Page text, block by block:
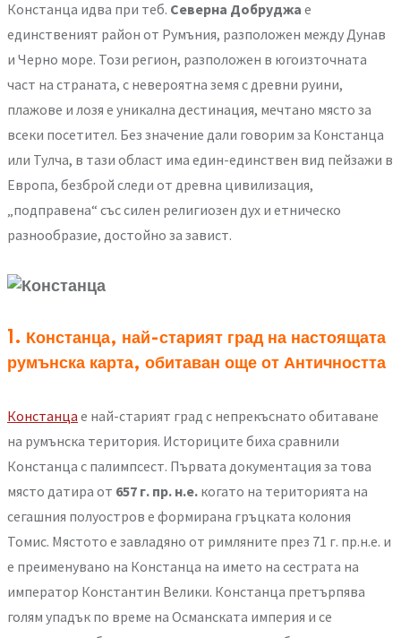
Констанца идва при теб. Северна Добруджа е
единственият район от Румъния, разположен между Дунав
и Черно море. Този регион, разположен в югоизточната
част на страната, с невероятна земя с древни руини,
плажове и лозя e уникална дестинация, мечтано място за
всеки посетител. Без значение дали говорим за Констанца
или Тулча, в тази област има един-единствен вид пейзажи в
Европа, безброй следи от древна цивилизация,
„подправена“ със силен религиозен дух и етническо
разнообразие, достойно за завист.
1. Констанца, най-старият град на настоящата
румънска карта, обитаван още от Античността
Констанца е най-старият град с непрекъснато обитаване
на румънска територия. Историците биха сравнили
Констанца с палимпсест. Първата документация за това
място датира от 657 г. пр. н.е. когато на територията на
сегашния полуостров е формирана гръцката колония
Томис. Мястото е завладяно от римляните през 71 г. пр.н.е. и
е преименувано на Констанца на името на сестрата на
император Константин Велики. Констанца претърпява
голям упадък по време на Османската империя и се